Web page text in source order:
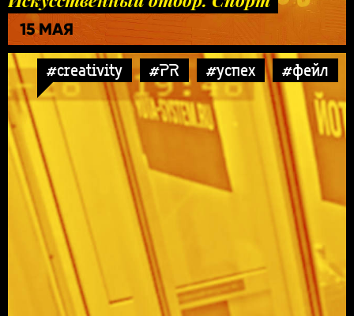
15 МАЯ
#creativity #PR #успех #фейл